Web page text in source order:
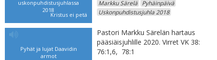
uskonpuhdistusjuhlassa
2018
Kristus ei petä
Markku Särelä
Pyhäinpäivä
Uskonpuhdistusjuhla 2018
Pyhät ja lujat Daavidin
armot
Pastori Markku Särelän hartaus
pääsiäisjuhlille 2020. Virret VK 38:
76:1,6, 78:1